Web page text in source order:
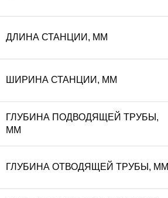
ДЛИНА СТАНЦИИ, ММ
ШИРИНА СТАНЦИИ, ММ
ГЛУБИНА ПОДВОДЯЩЕЙ ТРУБЫ,
ММ
ГЛУБИНА ОТВОДЯЩЕЙ ТРУБЫ, ММ